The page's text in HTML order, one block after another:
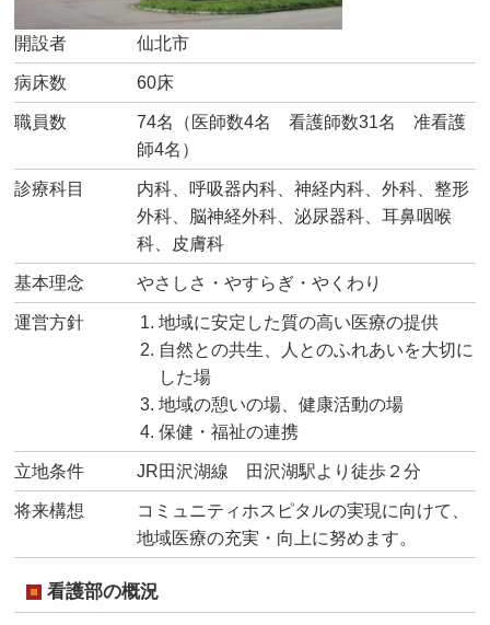
開設者 仙北市
病床数 60床
職員数
74名（医師数4名 看護師数31名 准看護
師4名）
診療科目
内科、呼吸器内科、神経内科、外科、整形
外科、脳神経外科、泌尿器科、耳鼻咽喉
科、皮膚科
基本理念 やさしさ・やすらぎ・やくわり
運営方針
地域に安定した質の高い医療の提供
自然との共生、人とのふれあいを大切に
した場
地域の憩いの場、健康活動の場
保健・福祉の連携
立地条件 JR田沢湖線 田沢湖駅より徒歩２分
将来構想
コミュニティホスピタルの実現に向けて、
地域医療の充実・向上に努めます。
看護部の概況